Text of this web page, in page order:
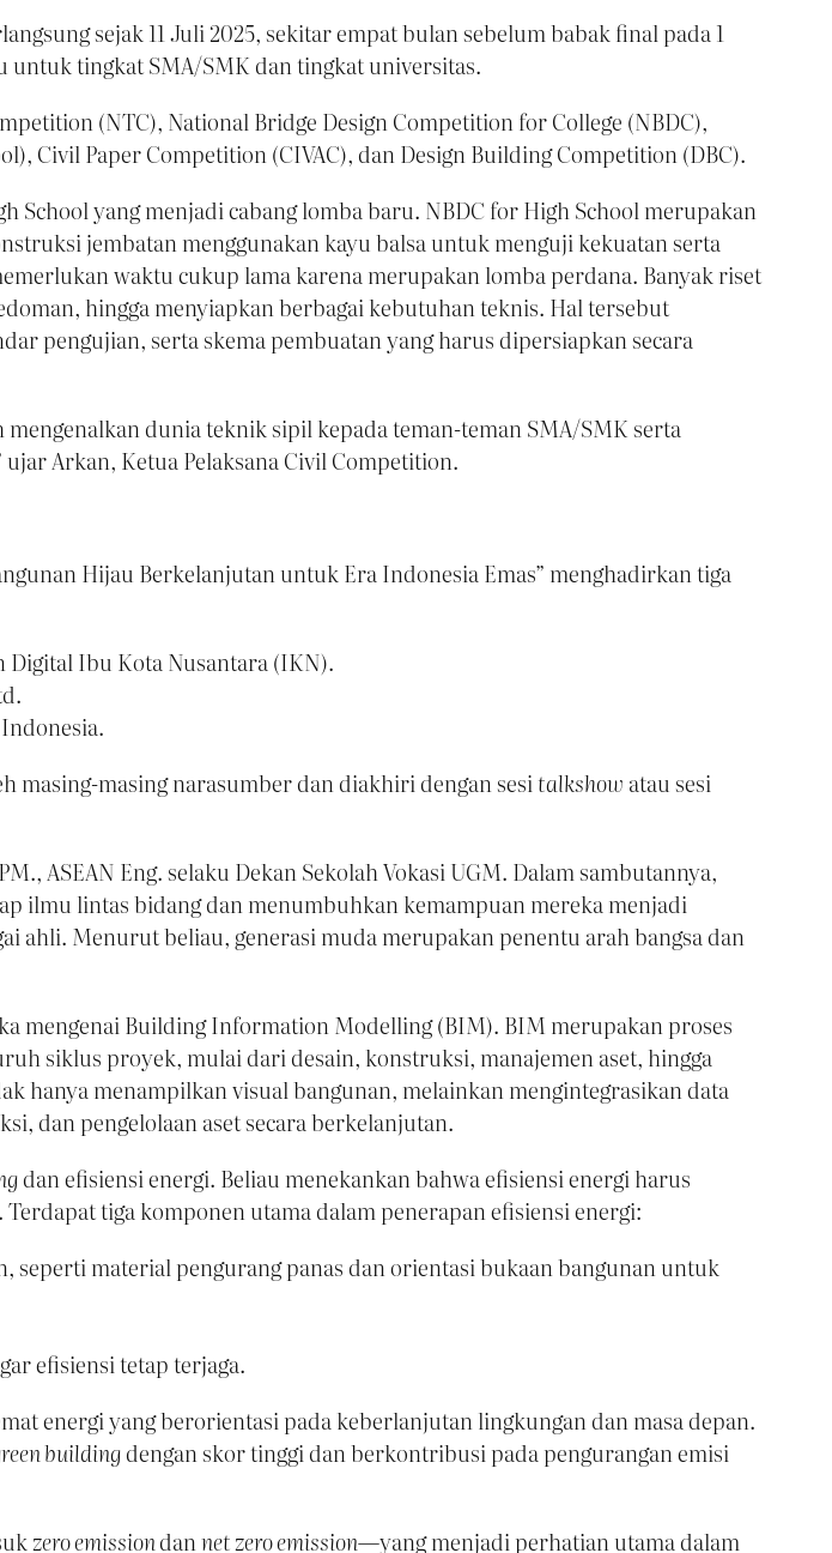
sejak 11 Juli 2025, sekitar empat bulan sebelum babak final pada 1
untuk tingkat SMA/SMK dan tingkat universitas.
(NTC), National Bridge Design Competition for College (NBDC),
Civil Paper Competition (CIVAC), dan Design Building Competition (DBC).
yang menjadi cabang lomba baru. NBDC for High School merupakan
jembatan menggunakan kayu balsa untuk menguji kekuatan serta
waktu cukup lama karena merupakan lomba perdana. Banyak riset
hingga menyiapkan berbagai kebutuhan teknis. Hal tersebut
pengujian, serta skema pembuatan yang harus dipersiapkan secara
dunia teknik sipil kepada teman-teman SMA/SMK serta
Arkan, Ketua Pelaksana Civil Competition.
Hijau Berkelanjutan untuk Era Indonesia Emas” menghadirkan tiga
Digital Ibu Kota Nusantara (IKN).
masing-masing narasumber dan diakhiri dengan sesitalkshow atau sesi
ASEAN Eng. selaku Dekan Sekolah Vokasi UGM. Dalam sambutannya,
ilmu lintas bidang dan menumbuhkan kemampuan mereka menjadi
ahli. Menurut beliau, generasi muda merupakan penentu arah bangsa dan
mengenai Building Information Modelling (BIM). BIM merupakan proses
siklus proyek, mulai dari desain, konstruksi, manajemen aset, hingga
hanya menampilkan visual bangunan, melainkan mengintegrasikan data
dan pengelolaan aset secara berkelanjutan.
dan efisiensi energi. Beliau menekankan bahwa efisiensi energi harus
tiga komponen utama dalam penerapan efisiensi energi:
seperti material pengurang panas dan orientasi bukaan bangunan untuk
efisiensi tetap terjaga.
energi yang berorientasi pada keberlanjutan lingkungan dan masa depan.
buildingdengan skor tinggi dan berkontribusi pada pengurangan emisi
zero emissiondannet zero emission—yang menjadi perhatian utama dalam